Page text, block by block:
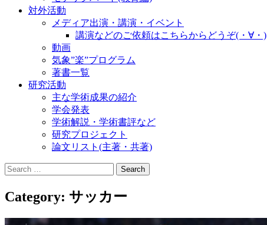
対外活動
メディア出演・講演・イベント
講演などのご依頼はこちらからどうぞ(・∀・)
動画
気象”楽”プログラム
著書一覧
研究活動
主な学術成果の紹介
学会発表
学術解説・学術書評など
研究プロジェクト
論文リスト(主著・共著)
Search
for:
Category: サッカー